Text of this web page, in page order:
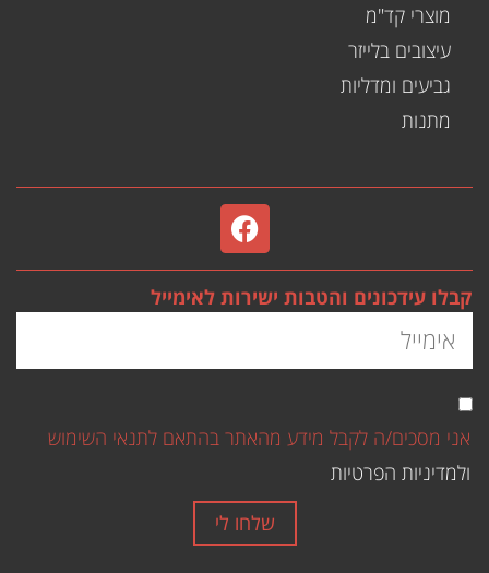
מוצרי קד"מ
עיצובים בלייזר
גביעים ומדליות
מתנות
קבלו עידכונים והטבות ישירות לאימייל
אני מסכים/ה לקבל מידע מהאתר בהתאם לתנאי השימוש
ולמדיניות הפרטיות
שלחו לי